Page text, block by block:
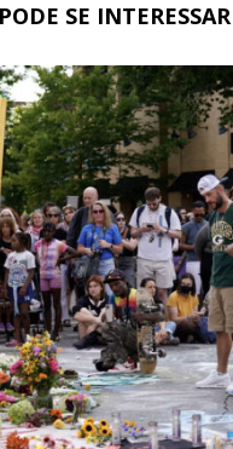
SE INTERESSAR